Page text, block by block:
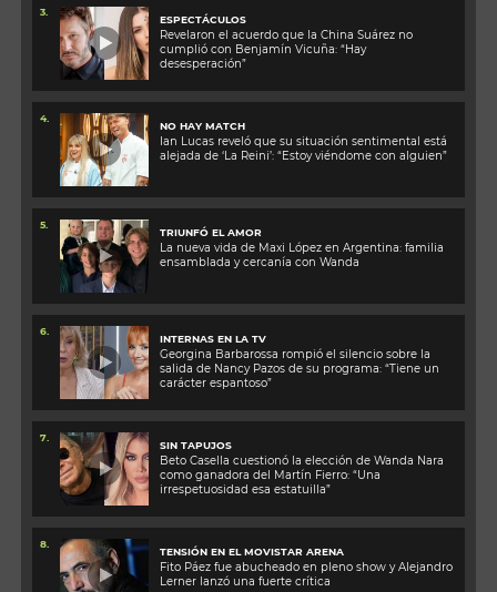
3.
ESPECTÁCULOS
Revelaron el acuerdo que la China Suárez no
cumplió con Benjamín Vicuña: “Hay
desesperación”
4.
NO HAY MATCH
Ian Lucas reveló que su situación sentimental está
alejada de ‘La Reini’: “Estoy viéndome con alguien”
5.
TRIUNFÓ EL AMOR
La nueva vida de Maxi López en Argentina: familia
ensamblada y cercanía con Wanda
6.
INTERNAS EN LA TV
Georgina Barbarossa rompió el silencio sobre la
salida de Nancy Pazos de su programa: “Tiene un
carácter espantoso”
7.
SIN TAPUJOS
Beto Casella cuestionó la elección de Wanda Nara
como ganadora del Martín Fierro: “Una
irrespetuosidad esa estatuilla”
8.
TENSIÓN EN EL MOVISTAR ARENA
Fito Páez fue abucheado en pleno show y Alejandro
Lerner lanzó una fuerte crítica